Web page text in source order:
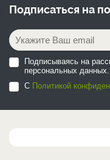
Подписаться на
Подписываясь на
персональных данных.
С Политикой